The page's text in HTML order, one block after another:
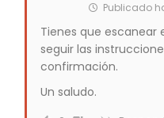
Publicado
Tienes que escanear
seguir las
confirmación.
Un saludo.